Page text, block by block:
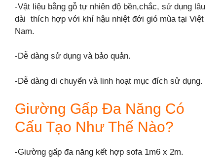
-Vật liệu bằng gỗ tự nhiên độ bền,chắc, sử dụng lâu
dài thích hợp với khí hậu nhiệt đới gió mùa tại Việt
Nam.
-Dễ dàng sử dụng và bảo quản.
-Dễ dàng di chuyển và linh hoạt mục đích sử dụng.
Giường Gấp Đa Năng Có
Cấu Tạo Như Thế Nào?
-Giường gấp đa năng kết hợp sofa 1m6 x 2m.